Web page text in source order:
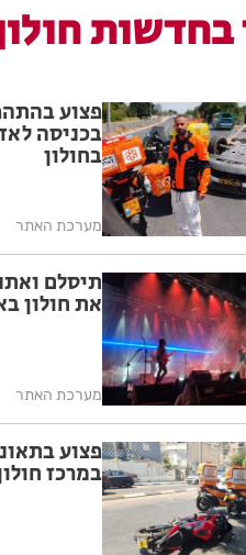
בחדשות
פצוע
בכניסה
בחולון
מערכת האתר
תיסלם
את חולון
מערכת האתר
פצוע
במרכז